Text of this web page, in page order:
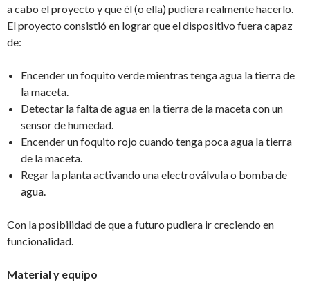
a cabo el proyecto y que él (o ella) pudiera realmente hacerlo.
El proyecto consistió en lograr que el dispositivo fuera capaz
de:
Encender un foquito verde mientras tenga agua la tierra de
la maceta.
Detectar la falta de agua en la tierra de la maceta con un
sensor de humedad.
Encender un foquito rojo cuando tenga poca agua la tierra
de la maceta.
Regar la planta activando una electroválvula o bomba de
agua.
Con la posibilidad de que a futuro pudiera ir creciendo en
funcionalidad.
Material y equipo